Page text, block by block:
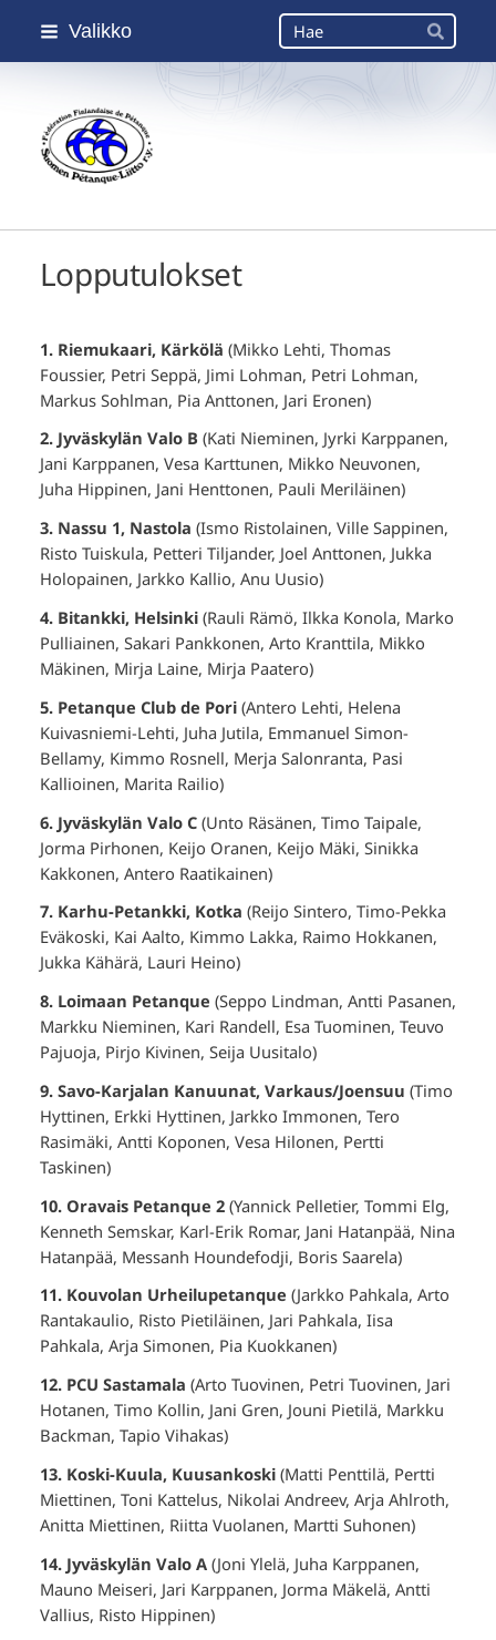
Siirry
Valikko Haku
Hae
Suomen Petanque-Liitto
Lopputulokset
1. Riemukaari, Kärkölä (Mikko Lehti, Thomas
Foussier, Petri Seppä, Jimi Lohman, Petri Lohman,
Markus Sohlman, Pia Anttonen, Jari Eronen)
2. Jyväskylän Valo B (Kati Nieminen, Jyrki Karppanen,
Jani Karppanen, Vesa Karttunen, Mikko Neuvonen,
Juha Hippinen, Jani Henttonen, Pauli Meriläinen)
3. Nassu 1, Nastola (Ismo Ristolainen, Ville Sappinen,
Risto Tuiskula, Petteri Tiljander, Joel Anttonen, Jukka
Holopainen, Jarkko Kallio, Anu Uusio)
4. Bitankki, Helsinki (Rauli Rämö, Ilkka Konola, Marko
Pulliainen, Sakari Pankkonen, Arto Kranttila, Mikko
Mäkinen, Mirja Laine, Mirja Paatero)
5. Petanque Club de Pori (Antero Lehti, Helena
Kuivasniemi-Lehti, Juha Jutila, Emmanuel Simon-
Bellamy, Kimmo Rosnell, Merja Salonranta, Pasi
Kallioinen, Marita Railio)
6. Jyväskylän Valo C (Unto Räsänen, Timo Taipale,
Jorma Pirhonen, Keijo Oranen, Keijo Mäki, Sinikka
Kakkonen, Antero Raatikainen)
7. Karhu-Petankki, Kotka (Reijo Sintero, Timo-Pekka
Eväkoski, Kai Aalto, Kimmo Lakka, Raimo Hokkanen,
Jukka Kähärä, Lauri Heino)
8. Loimaan Petanque (Seppo Lindman, Antti Pasanen,
Markku Nieminen, Kari Randell, Esa Tuominen, Teuvo
Pajuoja, Pirjo Kivinen, Seija Uusitalo)
9. Savo-Karjalan Kanuunat, Varkaus/Joensuu (Timo
Hyttinen, Erkki Hyttinen, Jarkko Immonen, Tero
Rasimäki, Antti Koponen, Vesa Hilonen, Pertti
Taskinen)
10. Oravais Petanque 2 (Yannick Pelletier, Tommi Elg,
Kenneth Semskar, Karl-Erik Romar, Jani Hatanpää, Nina
Hatanpää, Messanh Houndefodji, Boris Saarela)
11. Kouvolan Urheilupetanque (Jarkko Pahkala, Arto
Rantakaulio, Risto Pietiläinen, Jari Pahkala, Iisa
Pahkala, Arja Simonen, Pia Kuokkanen)
12. PCU Sastamala (Arto Tuovinen, Petri Tuovinen, Jari
Hotanen, Timo Kollin, Jani Gren, Jouni Pietilä, Markku
Backman, Tapio Vihakas)
13. Koski-Kuula, Kuusankoski (Matti Penttilä, Pertti
Miettinen, Toni Kattelus, Nikolai Andreev, Arja Ahlroth,
Anitta Miettinen, Riitta Vuolanen, Martti Suhonen)
14. Jyväskylän Valo A (Joni Ylelä, Juha Karppanen,
Mauno Meiseri, Jari Karppanen, Jorma Mäkelä, Antti
Vallius, Risto Hippinen)